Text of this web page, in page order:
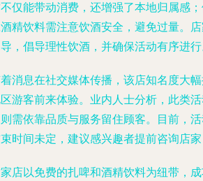
仅能带动消费，还增强了本地归属感
精饮料需注意饮酒安全，避免过量。
，倡导理性饮酒，并确保活动有序进行
消息在社交媒体传播，该店知名度大
游客前来体验。业内人士分析，此类
需依靠品质与服务留住顾客。目前，
时间未定，建议感兴趣者提前咨询店家
店以免费的扎啤和酒精饮料为纽带，